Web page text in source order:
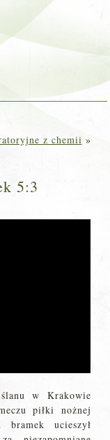
z chemii »
5:3
w Krakowie
piłki nożnej
ucieszył